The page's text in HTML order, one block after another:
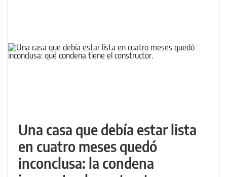
Una casa que debía estar lista
en cuatro meses quedó
inconclusa: la condena